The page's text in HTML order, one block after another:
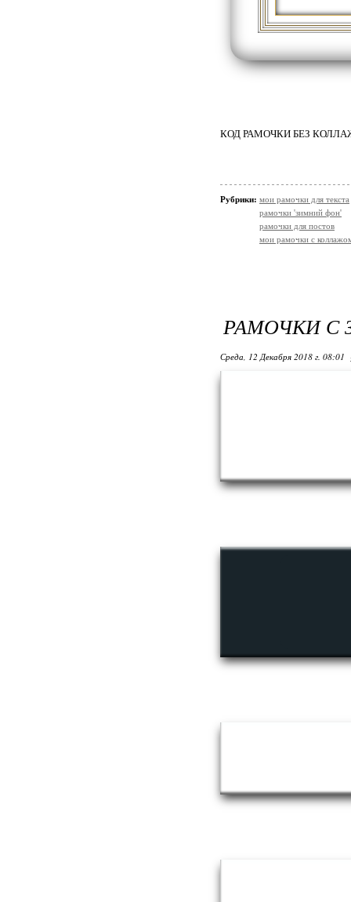
КОД РАМОЧКИ БЕЗ
Рубрики: мои рамочки для текста
рамочки 'зимний фон'
рамочки для постов
мои рамочки с
РАМОЧКИ
Среда, 12 Декабря 2018 г. 08:01